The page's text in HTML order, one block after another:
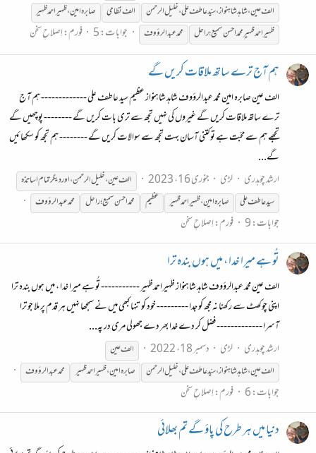
الف عین،شاہد شاہنواز،سیّد عاطف علی،خلیل الرحمن
الف نظامی صابرہامین،ظہیراحمدظہیر
ظہیراحمدظہیرِمحمداحسن سمیع؛راحل محمد عبدالرؤوف جوابات: 5 فورم:اِصلاحِ سخن
ہم آج ترے ساتھ ملاقات کریں گے
الف عین صابرہ امین محمد عبدالرؤوف شاہد شاہنواز عظیم سید عاطف علی ------------- ہم آج
ترے ساتھ ملاقات کریں گے غیروں کی نہیں تجھ سے تری بات کریں گے -------- پوچھیں گے
تجھے ہم سے محبّت ہے تو کتنی آسان بہت تجھ سے سوالات کریں گے -------- ہم تجھ کو سکھائیں
گے...
ارشد چوہدری
لڑی جنوری 16، 2023
الف عین ، خلیل الرحمن ، اور دیگر تمام اساتذہ
سید عاطف علی
صابرہامین،ظہیراحمدظہیر عظیم محمد احسن سمیع؛ راحل محمد عبدالرؤوف
جوابات: 9 فورم:اِصلاحِ سخن
تُو ہے میرا خدا ، میں ہوں بندہ ترا
الف عین محمد عبدالرؤوف شاہد شاہنواز ظہیراحمدظہیر ----------- تُو ہے میرا خدا ، میں ہوں بندہ ترا
اپنی چوکھٹ سے رکھنا نہ مجھ کو جدا --------- خود کو تنہا کبھی میں نے سمجھا نہیں ہر قدم پر ملا جو ترا
آسرا ------------- فضل کر دے خدا بھر دے جھولی مری در پہ...
ارشد چوہدری
لڑی دسمبر 18، 2022
الف عین
الف عین،شاہد شاہنواز،سیّد عاطف علی،خلیل الرحمن
صابرہامین،ظہیراحمدظہیر محمد عبدالرؤوف
جوابات: 6 فورم:اِصلاحِ سخن
دنیا میں ہر طرح کی پاؤ گے تم بھلائی